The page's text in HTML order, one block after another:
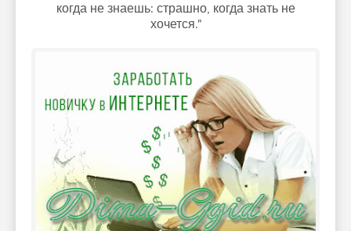
когда не знаешь: страшно, когда знать не
хочется."